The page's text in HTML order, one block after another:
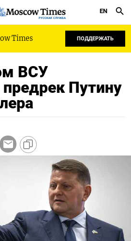
РУССКАЯ СЛУЖБА
EN
Times ПОДДЕРЖАТЬ
ВСУ
Путину